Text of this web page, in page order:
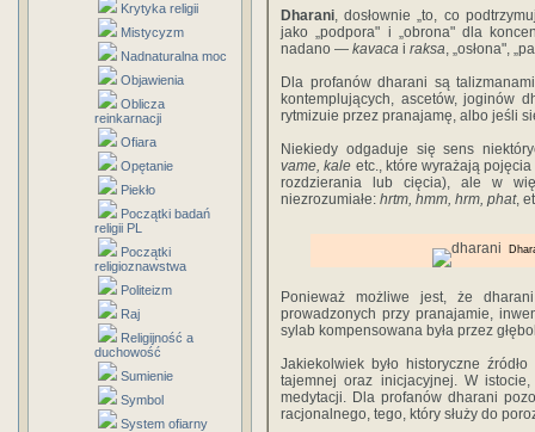
Krytyka religii
Mistycyzm
Nadnaturalna moc
Objawienia
Oblicza
reinkarnacji
Ofiara
Opętanie
Piekło
Początki badań
religii PL
Początki
religioznawstwa
Politeizm
Raj
Religijność a
duchowość
Sumienie
Symbol
System ofiarny
Dharani, dosłownie „to, co
jako „podpora" i „obrona" dla
nadano — kavaca i raksa, „osłona",
Dla profanów dharani są
kontemplujących, ascetów, joginów
rytmizuie przez pranajamę, albo jeśli
Niekiedy odgaduje się sens
vame, kale etc., które wyrażają
rozdzierania lub cięcia), ale w
niezrozumiałe: hrtm, hmm, hrm, phat,
Ponieważ możliwe jest, że
prowadzonych przy pranajamie,
sylab kompensowana była przez
Jakiekolwiek było historyczne
tajemnej oraz inicjacyjnej. W
medytacji. Dla profanów dharani
racjonalnego, tego, który służy do